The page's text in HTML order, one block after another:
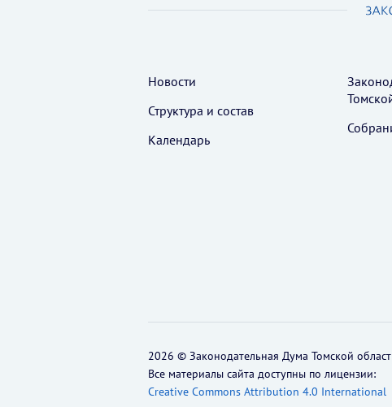
Новости
Структура и состав
Календарь
2026 © Законодательная Дума Томской
Все материалы сайта доступны по лицензии:
Creative Commons Attribution 4.0 International